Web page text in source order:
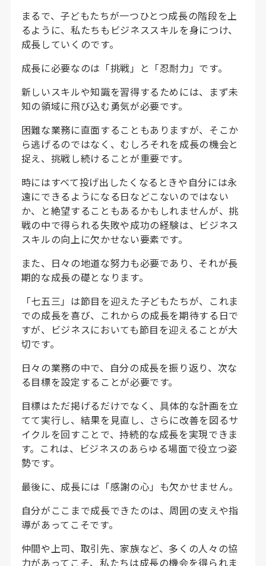
まるで、子どもたちが一つひとつ成長の階段を上
るように、私たちもビジネススキルを身につけ、
成長していくのです。
成長に必要なのは「挑戦」と「忍耐力」です。
新しいスキルや知識を習得するためには、まず未
知の領域に飛び込む勇気が必要です。
困難な業務に直面することもありますが、そこか
ら逃げるのではなく、むしろそれを成長の機会と
捉え、挑戦し続けることが重要です。
時にはすべて投げ出したくなるときや自分には永
遠にできるようになる日などこないのではない
か、と絶望することもあるかもしれませんが、挑
戦の中で得られる失敗や成功の経験は、ビジネス
スキルの向上に欠かせない要素です。
また、日々の地道な努力も必要であり、それが長
期的な成長の礎となります。
「七五三」は節目を迎えた子どもたちが、これま
での成長を喜び、これからの成長を期待する日で
すが、ビジネスにおいても節目を迎えることが大
切です。
日々の業務の中で、自分の成長を振り返り、次な
る目標を設定することが必要です。
目標はただ掲げるだけでなく、具体的な計画を立
てて実行し、結果を見直し、さらに改善を図るサ
イクルを回すことで、持続的な成長を実現できま
す。これは、ビジネスのあらゆる場面で役立つ姿
勢です。
最後に、成長には「感謝の心」も欠かせません。
自分がここまで成長できたのは、周囲の支えや指
導があってこそです。
仲間や上司、取引先、家族など、多くの人々の協
力があってこそ、私たちは成長の機会を得られま